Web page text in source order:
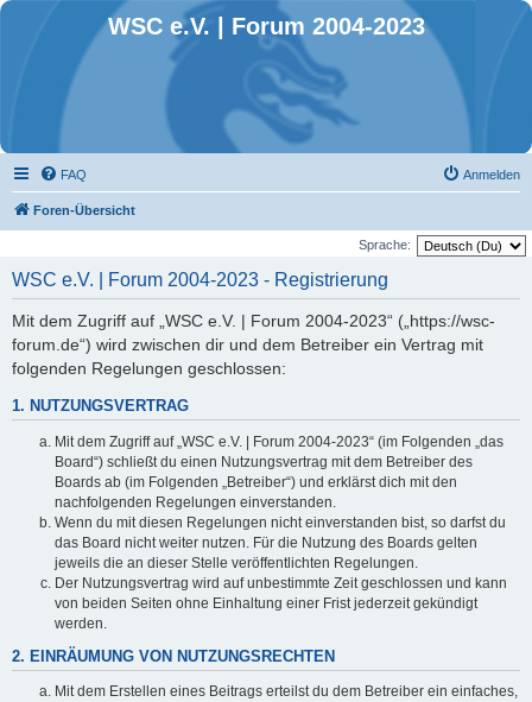
WSC e.V. | Forum 2004-2023
FAQ Anmelden
Foren-Übersicht
Sprache:
WSC e.V. | Forum 2004-2023 - Registrierung
Mit dem Zugriff auf „WSC e.V. | Forum 2004-2023“ („https://wsc-
forum.de“) wird zwischen dir und dem Betreiber ein Vertrag mit
folgenden Regelungen geschlossen:
1. NUTZUNGSVERTRAG
Mit dem Zugriff auf „WSC e.V. | Forum 2004-2023“ (im Folgenden „das
Board“) schließt du einen Nutzungsvertrag mit dem Betreiber des
Boards ab (im Folgenden „Betreiber“) und erklärst dich mit den
nachfolgenden Regelungen einverstanden.
Wenn du mit diesen Regelungen nicht einverstanden bist, so darfst du
das Board nicht weiter nutzen. Für die Nutzung des Boards gelten
jeweils die an dieser Stelle veröffentlichten Regelungen.
Der Nutzungsvertrag wird auf unbestimmte Zeit geschlossen und kann
von beiden Seiten ohne Einhaltung einer Frist jederzeit gekündigt
werden.
2. EINRÄUMUNG VON NUTZUNGSRECHTEN
Mit dem Erstellen eines Beitrags erteilst du dem Betreiber ein einfaches,